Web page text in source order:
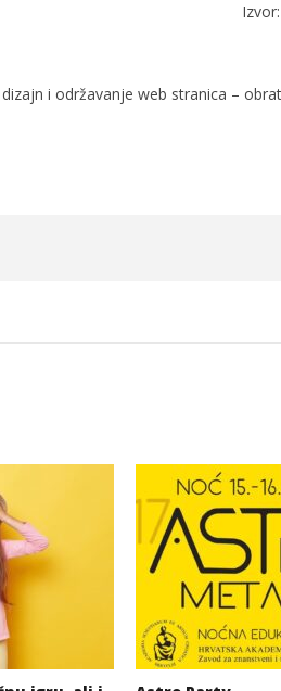
Izvor:
i održavanje web stranica –